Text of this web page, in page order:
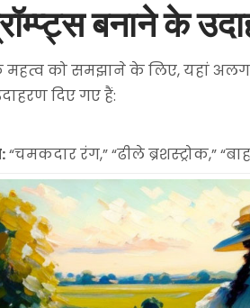
बनाने के
के महत्व को समझाने के लिए, यहां
दिए गए हैं:
“चमकदार रंग,” “ढीले ब्रशस्ट्रोक,”